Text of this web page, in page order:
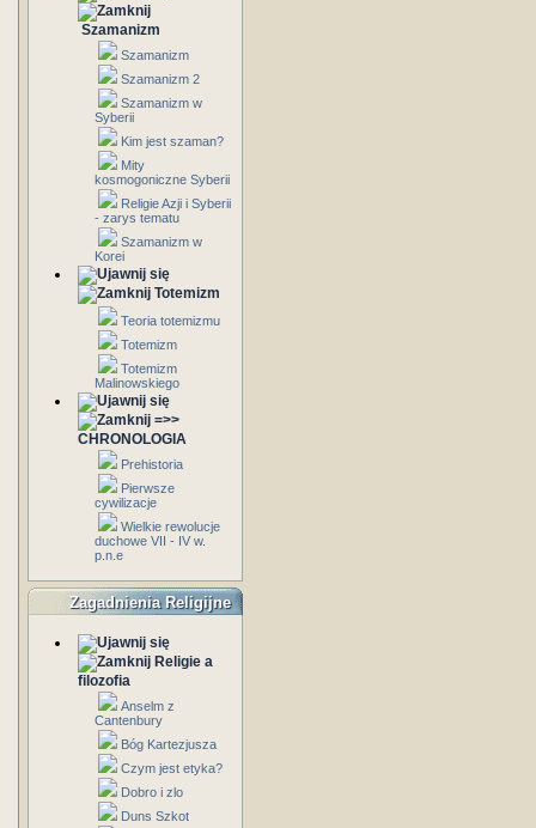
Szamanizm
Szamanizm
Szamanizm 2
Szamanizm w
Syberii
Kim jest szaman?
Mity
kosmogoniczne Syberii
Religie Azji i Syberii
- zarys tematu
Szamanizm w
Korei
Totemizm
Teoria totemizmu
Totemizm
Totemizm
Malinowskiego
=>>
CHRONOLOGIA
Prehistoria
Pierwsze
cywilizacje
Wielkie rewolucje
duchowe VII - IV w.
p.n.e
Zagadnienia Religijne
Religie a
filozofia
Anselm z
Cantenbury
Bóg Kartezjusza
Czym jest etyka?
Dobro i zlo
Duns Szkot